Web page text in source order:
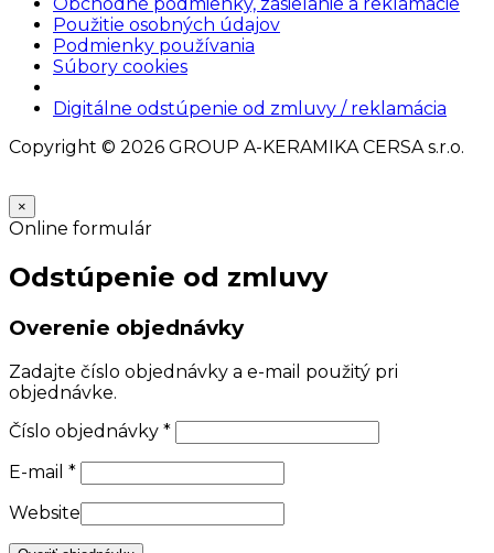
Obchodné podmienky, zasielanie a reklamácie
Použitie osobných údajov
Podmienky používania
Súbory cookies
Digitálne odstúpenie od zmluvy / reklamácia
Copyright © 2026 GROUP A-KERAMIKA CERSA s.r.o.
×
Online formulár
Odstúpenie od zmluvy
Overenie objednávky
Zadajte číslo objednávky a e-mail použitý pri
objednávke.
Číslo objednávky *
E-mail *
Website